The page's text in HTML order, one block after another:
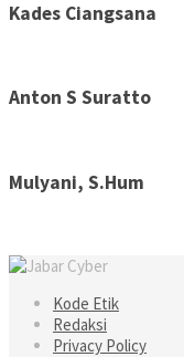
Kades Ciangsana
Anton S Suratto
Mulyani, S.Hum
Kode Etik
Redaksi
Privacy Policy